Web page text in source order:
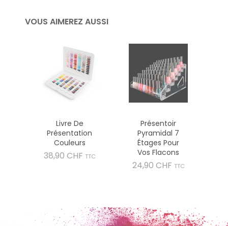
VOUS AIMEREZ AUSSI
Livre De
Présentation
Couleurs
38,90 CHF Prix
TTC
Présentoir
Pyramidal 7
Étages Pour
Vos Flacons
24,90 CHF Prix
TTC